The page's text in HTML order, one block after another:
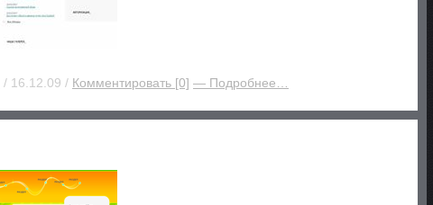
/ 16.12.09 / Комментировать [0] — Подробнее…